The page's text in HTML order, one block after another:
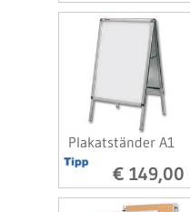
Plakatständer A1
€ 149,00